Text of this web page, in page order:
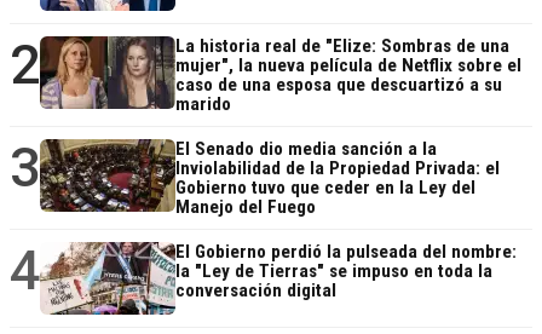
2
La historia real de "Elize: Sombras de una
mujer", la nueva película de Netflix sobre el
caso de una esposa que descuartizó a su
marido
3
El Senado dio media sanción a la
Inviolabilidad de la Propiedad Privada: el
Gobierno tuvo que ceder en la Ley del
Manejo del Fuego
4
El Gobierno perdió la pulseada del nombre:
la "Ley de Tierras" se impuso en toda la
conversación digital